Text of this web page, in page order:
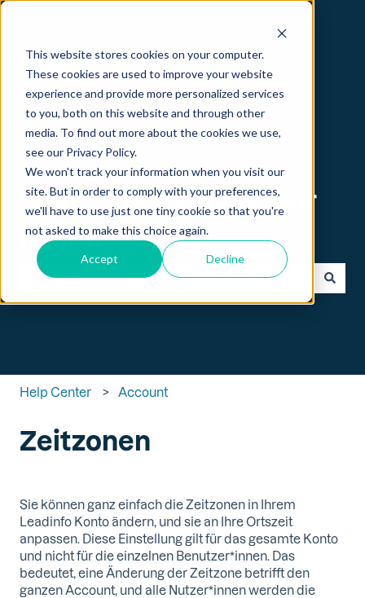
This website stores cookies on your computer.
These cookies are used to improve your website
experience and provide more personalized services
to you, both on this website and through other
media. To find out more about the cookies we use,
see our Privacy Policy.
We won't track your information when you visit our
site. But in order to comply with your preferences,
we'll have to use just one tiny cookie so that you're
not asked to make this choice again.
Accept Decline
Hallo 👋 wie können wir
helfen?
Es gibt keine Vorschläge, da das Suchfeld leer ist.
Help Center Account
Zeitzonen
Sie können ganz einfach die Zeitzonen in Ihrem
Leadinfo Konto ändern, und sie an Ihre Ortszeit
anpassen. Diese Einstellung gilt für das gesamte Konto
und nicht für die einzelnen Benutzer*innen. Das
bedeutet, eine Änderung der Zeitzone betrifft den
ganzen Account, und alle Nutzer*innen werden die